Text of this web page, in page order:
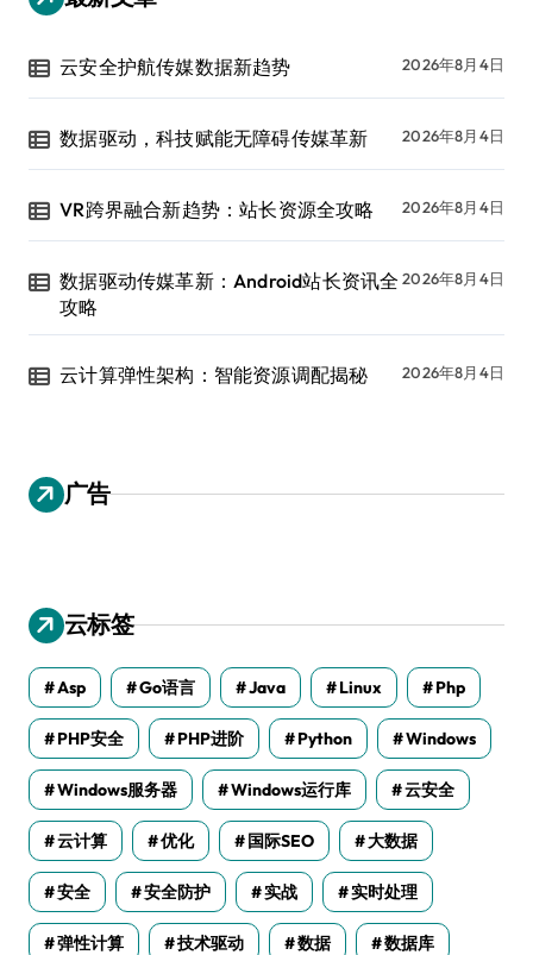
云安全护航传媒数据新趋势 2026年8月4日
数据驱动，科技赋能无障碍传媒革新 2026年8月4日
VR跨界融合新趋势：站长资源全攻略 2026年8月4日
数据驱动传媒革新：Android站长资讯全
攻略
2026年8月4日
云计算弹性架构：智能资源调配揭秘 2026年8月4日
广告
云标签
Asp Go语言 Java Linux Php
PHP安全 PHP进阶 Python Windows
Windows服务器 Windows运行库 云安全
云计算 优化 国际SEO 大数据
安全 安全防护 实战 实时处理
弹性计算 技术驱动 数据 数据库